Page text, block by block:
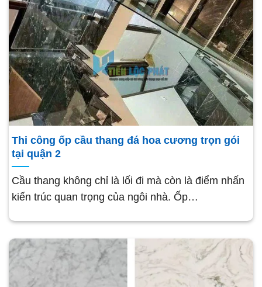
Thi công ốp cầu thang đá hoa cương trọn gói
tại quận 2
Cầu thang không chỉ là lối đi mà còn là điểm nhấn
kiến trúc quan trọng của ngôi nhà. Ốp…